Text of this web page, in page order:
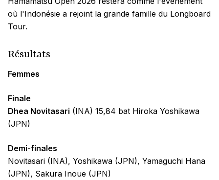
où l'Indonésie a rejoint la grande famille du Longboard
Tour.
Résultats
Femmes
Finale
Dhea Novitasari (INA) 15,84 bat Hiroka Yoshikawa
(JPN)
Demi-finales
Novitasari (INA), Yoshikawa (JPN), Yamaguchi Hana
(JPN), Sakura Inoue (JPN)